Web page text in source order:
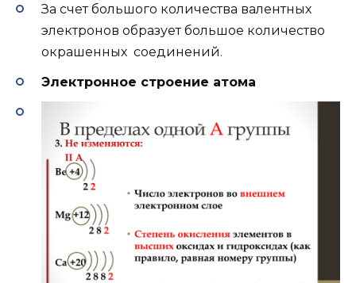
За счет большого количества валентных
электронов образует большое количество
окрашенных соединений.
Электронное строение атома